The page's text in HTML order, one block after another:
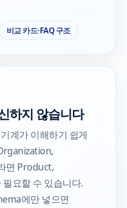
비교 카드·FAQ 구조
하지 않습니다
계가 이해하기 쉽게
면 Product,
요할 수 있습니다.
에만 넣으면